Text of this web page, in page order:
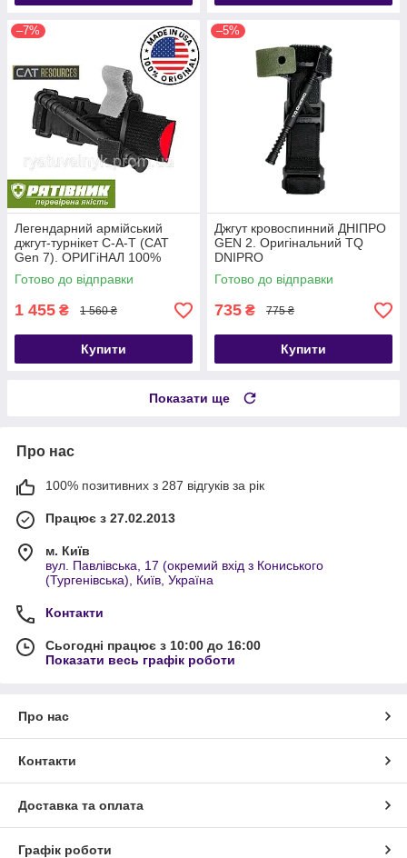
–7%
Легендарний армійський
джгут-турнікет С-A-T (CAT
Gen 7). ОРИГіНАЛ 100%
США. НЕ КИТАЙ!!! (ТЖТ)
Готово до відправки
1 455 ₴ 1 560 ₴
Купити
–5%
Джгут кровоспинний ДНІПРО
GEN 2. Оригінальний TQ
DNIPRO
Готово до відправки
735 ₴ 775 ₴
Купити
Показати ще
Про нас
100% позитивних з 287 відгуків за рік
Працює з 27.02.2013
м. Київ
вул. Павлівська, 17 (окремий вхід з Кониського
(Тургенівська), Київ, Україна
Контакти
Сьогодні працює з 10:00 до 16:00
Показати весь графік роботи
Про нас
Контакти
Доставка та оплата
Графік роботи